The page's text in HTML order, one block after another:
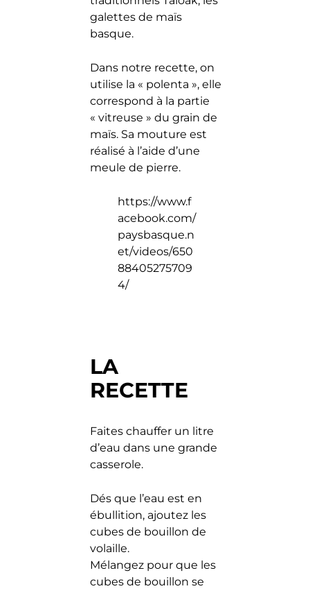
galettes de maïs
basque.
Dans notre recette, on
utilise la « polenta », elle
correspond à la partie
« vitreuse » du grain de
maïs. Sa mouture est
réalisé à l’aide d’une
meule de pierre.
https://www.f
acebook.com/
paysbasque.n
et/videos/650
88405275709
4/
LA
RECETTE
Faites chauffer un litre
d’eau dans une grande
casserole.
Dés que l’eau est en
ébullition, ajoutez les
cubes de bouillon de
volaille.
Mélangez pour que les
cubes de bouillon se